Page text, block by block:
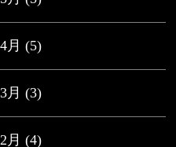
月 (5)
月 (3)
月 (4)